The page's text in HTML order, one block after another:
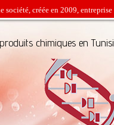
créée en 2009, entreprise
chimiques en